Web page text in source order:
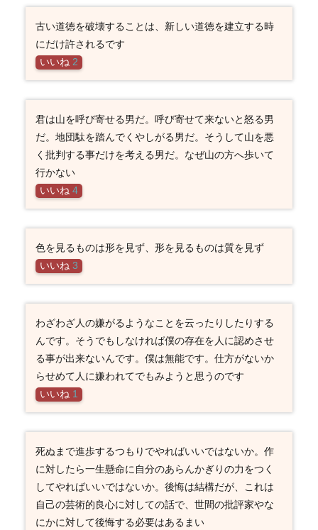
古い道徳を破壊することは、新しい道徳を建立する時
にだけ許されるです
いいね 2
君は山を呼び寄せる男だ。呼び寄せて来ないと怒る男
だ。地団駄を踏んでくやしがる男だ。そうして山を悪
く批判する事だけを考える男だ。なぜ山の方へ歩いて
行かない
いいね 4
色を見るものは形を見ず、形を見るものは質を見ず
いいね 3
わざわざ人の嫌がるようなことを云ったりしたりする
んです。そうでもしなければ僕の存在を人に認めさせ
る事が出来ないんです。僕は無能です。仕方がないか
らせめて人に嫌われてでもみようと思うのです
いいね 1
死ぬまで進歩するつもりでやればいいではないか。作
に対したら一生懸命に自分のあらんかぎりの力をつく
してやればいいではないか。後悔は結構だが、これは
自己の芸術的良心に対しての話で、世間の批評家やな
にかに対して後悔する必要はあるまい